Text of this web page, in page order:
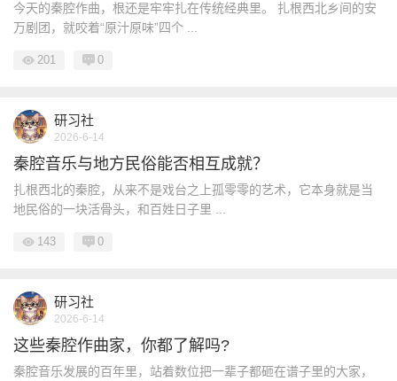
今天的秦腔作曲，根还是牢牢扎在传统经典里。 扎根西北乡间的安
万剧团，就咬着“原汁原味”四个 ...
201 0
研习社
2026-6-14
秦腔音乐与地方民俗能否相互成就？
扎根西北的秦腔，从来不是戏台之上孤零零的艺术，它本身就是当
地民俗的一块活骨头，和百姓日子里 ...
143 0
研习社
2026-6-14
这些秦腔作曲家，你都了解吗?
秦腔音乐发展的百年里，站着数位把一辈子都砸在谱子里的大家，